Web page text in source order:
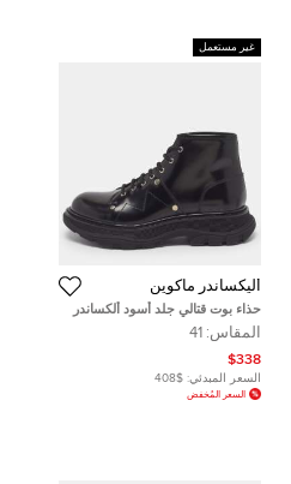
غير مستعمل
أليكساندر ماكوين
حذاء بوت قتالي جلد أسود ألكساندر
ماكوين تريديد مقاس 40
المقاس: 41
$338
السعر المبدئي: $408
السعر المُخفض